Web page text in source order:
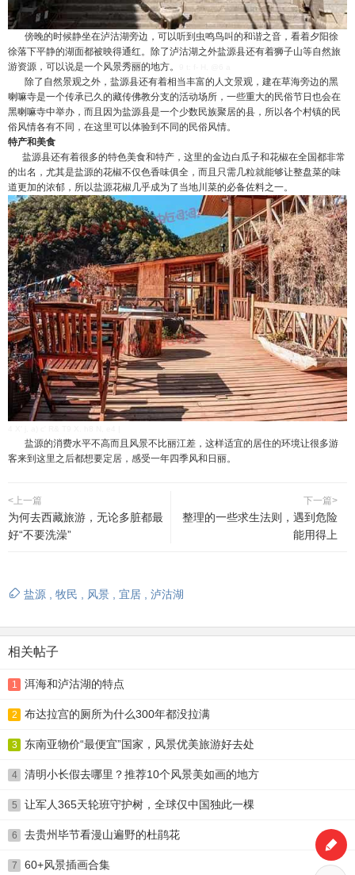
傍晚的时候静坐在泸沽湖旁边，可以听到虫鸣鸟叫的和谐之音，看着夕阳徐
徐落下平静的湖面都被映得通红。除了泸沽湖之外盐源县还有着狮子山等自然旅
游资源，可以说是一个风景秀丽的地方。
除了自然景观之外，盐源县还有着相当丰富的人文景观，建在草海旁边的黑
喇嘛寺是一个传承已久的藏传佛教分支的活动场所，一些重大的民俗节日也会在
黑喇嘛寺中举办，而且因为盐源县是一个少数民族聚居的县，所以各个村镇的民
俗风情各有不同，在这里可以体验到不同的民俗风情。
特产和美食
盐源县还有着很多的特色美食和特产，这里的金边白瓜子和花椒在全国都非常
的出名，尤其是盐源的花椒不仅色香味俱全，而且只需几粒就能够让整盘菜的味
道更加的浓郁，所以盐源花椒几乎成为了当地川菜的必备佐料之一。
盐源的消费水平不高而且风景不比丽江差，这样适宜的居住的环境让很多游
客来到这里之后都想要定居，感受一年四季风和日丽。
<上一篇
为何去西藏旅游，无论多脏都最
好“不要洗澡”
下一篇>
整理的一些求生法则，遇到危险
能用得上
盐源 牧民 风景 宜居 泸沽湖
相关帖子
1 洱海和泸沽湖的特点
2 布达拉宫的厕所为什么300年都没拉满
3 东南亚物价“最便宜”国家，风景优美旅游好去处
4 清明小长假去哪里？推荐10个风景美如画的地方
5 让军人365天轮班守护树，全球仅中国独此一棵
6 去贵州毕节看漫山遍野的杜鹃花
7 60+风景插画合集